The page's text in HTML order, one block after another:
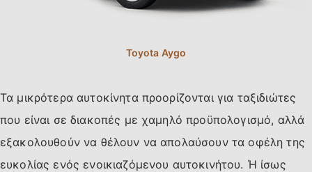
Τα μικρότερα αυτοκίνητα προορίζονται για ταξιδιώτες
που είναι σε διακοπές με χαμηλό προϋπολογισμό, αλλά
εξακολουθούν να θέλουν να απολαύσουν τα οφέλη της
ευκολίας ενός ενοικιαζόμενου αυτοκινήτου. Ή ίσως